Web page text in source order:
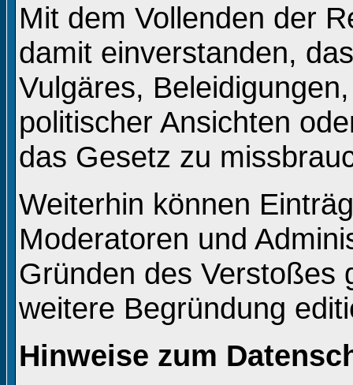
Mit dem Vollenden der
damit einverstanden,
Vulgäres,
politischer Ansichten
das Gesetz zu
Weiterhin können
Moderatoren und
Gründen des Verstoßes
weitere Begründung
Hinweise zum